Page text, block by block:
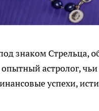
знаком Стрельца,
астролог,
успехи,